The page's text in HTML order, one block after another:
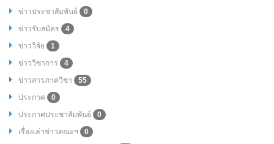
ข่าวประชาสัมพันธ์
0
ข่าวรับสมัคร
4
ข่าววิจัย
1
ข่าววิชาการ
4
ข่าวสารภาควิชา
55
ประกาศ
0
ประกาศประชาสัมพันธ์
0
เรื่องเล่าข่าวคณะฯ
0